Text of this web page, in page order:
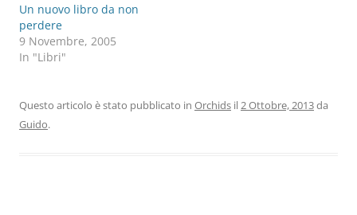
Un nuovo libro da non
perdere
9 Novembre, 2005
In "Libri"
Questo articolo è stato pubblicato in Orchids il 2 Ottobre, 2013da
Guido.